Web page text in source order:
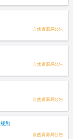
自然资源局公告
自然资源局公告
自然资源局公告
划
自然资源局公告